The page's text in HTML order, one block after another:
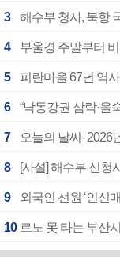
3 해수부 청사, 북항
4 부울경 주말부터
5 피란마을 67년 역
6 “낙동강권 삼락·을
7 오늘의 날씨- 2026
8 [사설] 해수부 신청
9 외국인 선원 ‘인신
10 르노 못 타는 부산